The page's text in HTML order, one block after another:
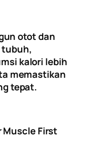
otot dan
tubuh,
kalori lebih
memastikan
tepat.
Muscle First